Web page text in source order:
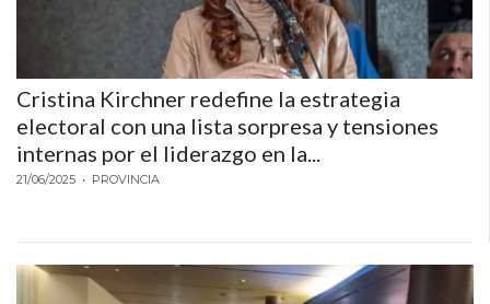
Cristina Kirchner redefine la estrategia
electoral con una lista sorpresa y tensiones
internas por el liderazgo en la...
21/06/2025 • PROVINCIA